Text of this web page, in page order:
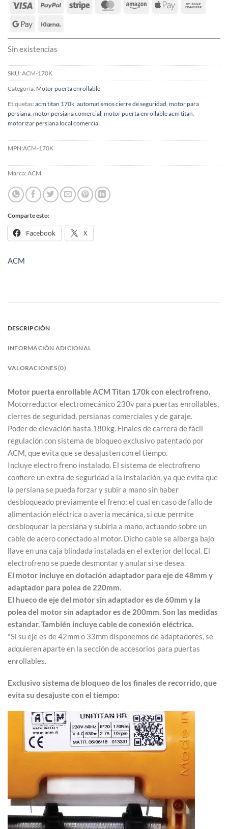
Sin existencias
SKU: ACM-170K
Categoría: Motor puerta enrollable
Etiquetas: acm titan 170k automatismos cierre de seguridad motor para
persiana motor persiana comercial motor puerta enrollable acm titan
motorizar persiana local comercial
MPN:ACM-170K
Marca: ACM
Comparte esto:
Facebook X
ACM
DESCRIPCIÓN
INFORMACIÓN ADICIONAL
VALORACIONES (0)
Motor puerta enrollable ACM Titan 170k con electrofreno.
Motorreductor electromecánico 230v para puertas enrollables,
cierres de seguridad, persianas comerciales y de garaje.
Poder de elevación hasta 180kg. Finales de carrera de fácil
regulación con sistema de bloqueo exclusivo patentado por
ACM, que evita que se desajusten con el tiempo.
Incluye electro freno instalado. El sistema de electrofreno
confiere un extra de seguridad a la instalación, ya que evita que
la persiana se pueda forzar y subir a mano sin haber
desbloqueado previamente el freno; el cual en caso de fallo de
alimentación eléctrica o avería mecánica, si que permite
desbloquear la persiana y subirla a mano, actuando sobre un
cable de acero conectado al motor. Dicho cable se alberga bajo
llave en una caja blindada instalada en el exterior del local. El
electrofreno se puede desmontar y anular si se desea.
El motor incluye en dotación adaptador para eje de 48mm y
adaptador para polea de 220mm.
El hueco de eje del motor sin adaptador es de 60mm y la
polea del motor sin adaptador es de 200mm. Son las medidas
estandar. También incluye cable de conexión eléctrica.
*Si su eje es de 42mm o 33mm disponemos de adaptadores, se
adquieren aparte en la sección de accesorios para puertas
enrollables.
Exclusivo sistema de bloqueo de los finales de recorrido, que
evita su desajuste con el tiempo: